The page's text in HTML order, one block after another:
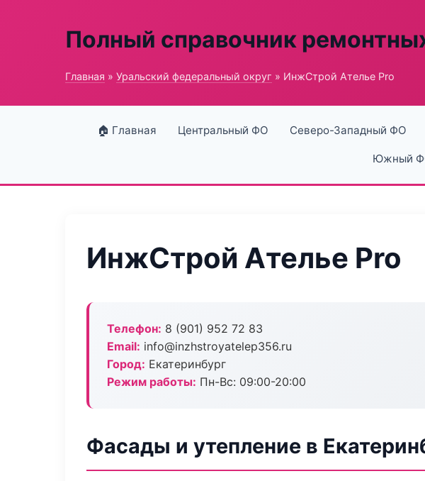
Полный справочник
Главная » Уральский федеральный округ » ИнжСтрой Ателье Pro
🏠 Главная Центральный ФО Северо-Западный ФО
Южный
ИнжСтрой Ателье Pro
Телефон: 8 (901) 952 72 83
Email: info@inzhstroyatelep356.ru
Город: Екатеринбург
Режим работы: Пн-Вс: 09:00-20:00
Фасады и утепление в